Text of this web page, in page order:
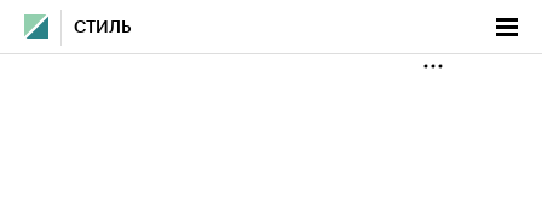
СТИЛЬ